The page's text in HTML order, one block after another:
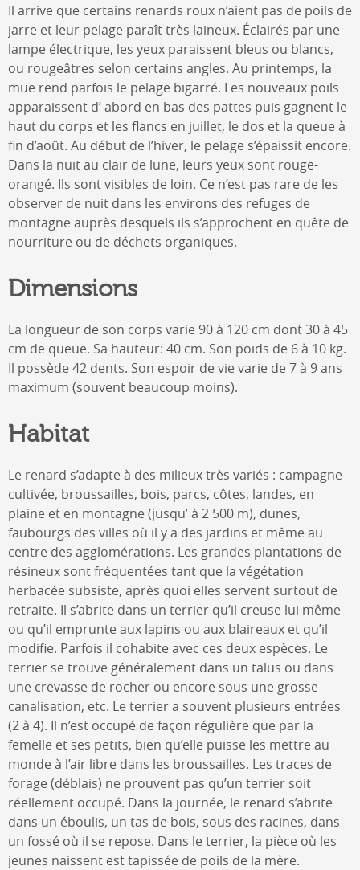
Il arrive que certains renards roux n’aient pas de poils de
jarre et leur pelage paraît très laineux. Éclairés par une
lampe électrique, les yeux paraissent bleus ou blancs,
ou rougeâtres selon certains angles. Au printemps, la
mue rend parfois le pelage bigarré. Les nouveaux poils
apparaissent d’ abord en bas des pattes puis gagnent le
haut du corps et les flancs en juillet, le dos et la queue à
fin d’août. Au début de l’hiver, le pelage s’épaissit encore.
Dans la nuit au clair de lune, leurs yeux sont rouge-
orangé. Ils sont visibles de loin. Ce n’est pas rare de les
observer de nuit dans les environs des refuges de
montagne auprès desquels ils s’approchent en quête de
nourriture ou de déchets organiques.
Dimensions
La longueur de son corps varie 90 à 120 cm dont 30 à 45
cm de queue. Sa hauteur: 40 cm. Son poids de 6 à 10 kg.
Il possède 42 dents. Son espoir de vie varie de 7 à 9 ans
maximum (souvent beaucoup moins).
Habitat
Le renard s’adapte à des milieux très variés : campagne
cultivée, broussailles, bois, parcs, côtes, landes, en
plaine et en montagne (jusqu’ à 2 500 m), dunes,
faubourgs des villes où il y a des jardins et même au
centre des agglomérations. Les grandes plantations de
résineux sont fréquentées tant que la végétation
herbacée subsiste, après quoi elles servent surtout de
retraite. Il s’abrite dans un terrier qu’il creuse lui même
ou qu’il emprunte aux lapins ou aux blaireaux et qu’il
modifie. Parfois il cohabite avec ces deux espèces. Le
terrier se trouve généralement dans un talus ou dans
une crevasse de rocher ou encore sous une grosse
canalisation, etc. Le terrier a souvent plusieurs entrées
(2 à 4). Il n’est occupé de façon régulière que par la
femelle et ses petits, bien qu’elle puisse les mettre au
monde à l’air libre dans les broussailles. Les traces de
forage (déblais) ne prouvent pas qu’un terrier soit
réellement occupé. Dans la journée, le renard s’abrite
dans un éboulis, un tas de bois, sous des racines, dans
un fossé où il se repose. Dans le terrier, la pièce où les
jeunes naissent est tapissée de poils de la mère.